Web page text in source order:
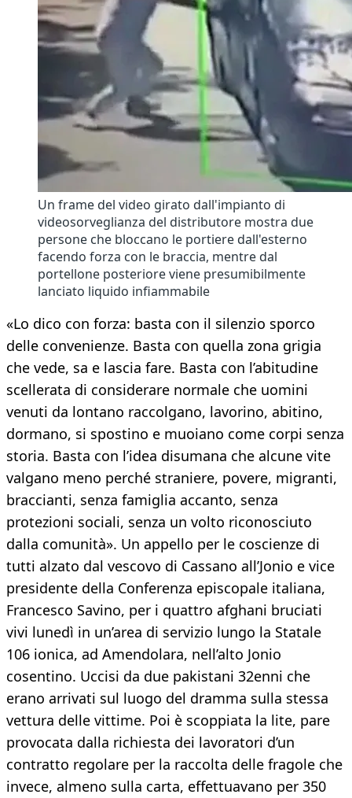
Un frame del video girato dall'impianto di
videosorveglianza del distributore mostra due
persone che bloccano le portiere dall'esterno
facendo forza con le braccia, mentre dal
portellone posteriore viene presumibilmente
lanciato liquido infiammabile
«Lo dico con forza: basta con il silenzio sporco
delle convenienze. Basta con quella zona grigia
che vede, sa e lascia fare. Basta con l’abitudine
scellerata di considerare normale che uomini
venuti da lontano raccolgano, lavorino, abitino,
dormano, si spostino e muoiano come corpi senza
storia. Basta con l’idea disumana che alcune vite
valgano meno perché straniere, povere, migranti,
braccianti, senza famiglia accanto, senza
protezioni sociali, senza un volto riconosciuto
dalla comunità». Un appello per le coscienze di
tutti alzato dal vescovo di Cassano all’Jonio e vice
presidente della Conferenza episcopale italiana,
Francesco Savino, per i quattro afghani bruciati
vivi lunedì in un’area di servizio lungo la Statale
106 ionica, ad Amendolara, nell’alto Jonio
cosentino. Uccisi da due pakistani 32enni che
erano arrivati sul luogo del dramma sulla stessa
vettura delle vittime. Poi è scoppiata la lite, pare
provocata dalla richiesta dei lavoratori d’un
contratto regolare per la raccolta delle fragole che
invece, almeno sulla carta, effettuavano per 350